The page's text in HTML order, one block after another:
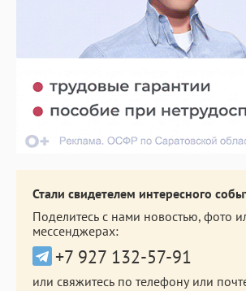
Стали свидетелем интересного
Поделитесь с нами новостью, фото
мессенджерах:
+7 927 132-57-91
или свяжитесь по телефону или